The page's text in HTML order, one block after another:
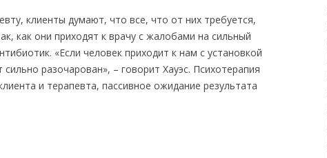
клиенты думают, что все, что от них требуется,
как они приходят к врачу с жалобами на сильный
«Если человек приходит к нам с установкой
разочарован», – говорит Хауэс. Психотерапия
и терапевта, пассивное ожидание результата